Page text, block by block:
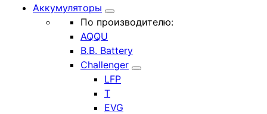
Аккумуляторы
По производителю:
AQQU
B.B. Battery
Challenger
LFP
T
EVG